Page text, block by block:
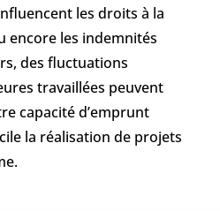
les droits à la
encore les indemnités
des fluctuations
travaillées peuvent
capacité d’emprunt
la réalisation de projets